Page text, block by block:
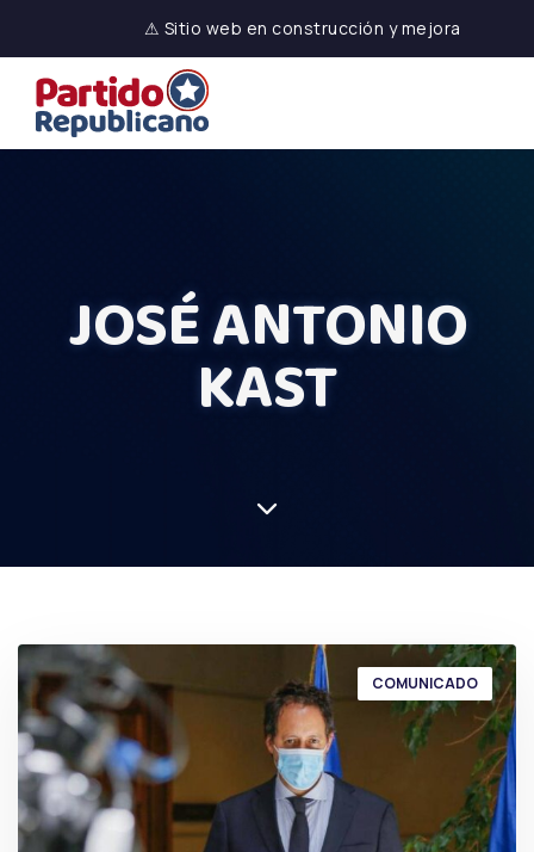
⚠ Sitio web en construcción y mejora
JOSÉ ANTONIO
KAST
COMUNICADO